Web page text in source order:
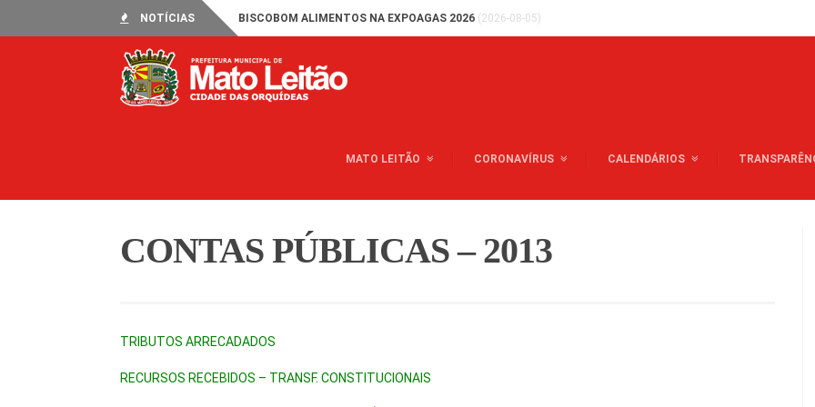
BISCOBOM ALIMENTOS NA EXPOAGAS 2026 (2026-08-05)
NOTÍCIAS
MATO LEITÃO CORONAVÍRUS CALENDÁRIOS
CONTAS PÚBLICAS – 2013
TRIBUTOS ARRECADADOS
RECURSOS RECEBIDOS – TRANSF. CONSTITUCIONAIS